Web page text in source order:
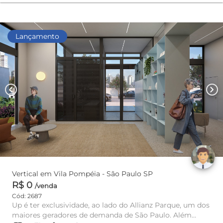
Lançamento
chevron_left chevron_right
Vertical em Vila Pompéia - São Paulo SP
R$ 0 /venda
Cód: 2687
Up é ter exclusividade, ao lado do Allianz Parque, um dos
maiores geradores de demanda de São Paulo. Além